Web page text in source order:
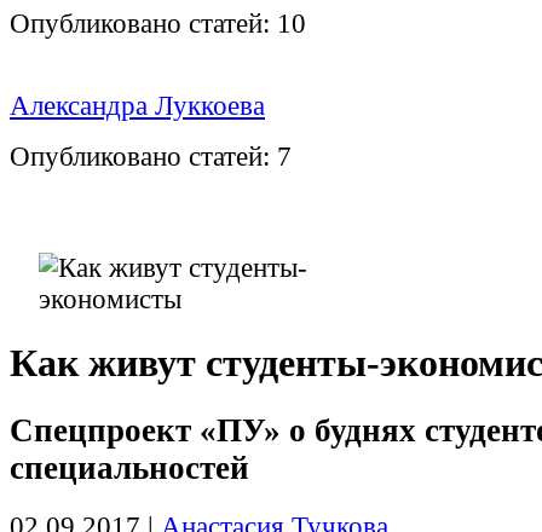
Опубликовано статей: 10
Александра Луккоева
Опубликовано статей: 7
Как живут студенты-
Спецпроект «ПУ» о буднях
специальностей